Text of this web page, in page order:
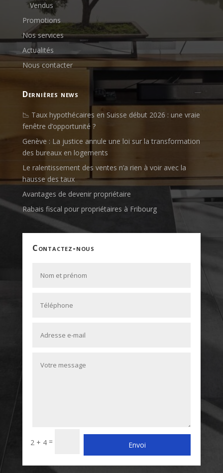
Vendus
Promotions
Nos services
Actualités
Nous contacter
dernières news
📉 Taux hypothécaires en Suisse début 2026 : une vraie
fenêtre d’opportunité ?
Genève : La justice annule une loi sur la transformation
des bureaux en logements
Le ralentissement des ventes n’a rien à voir avec la
hausse des taux
Avantages de devenir propriétaire
Rabais fiscal pour propriétaires à Fribourg
contactez-nous
2 + 4 = Envoi